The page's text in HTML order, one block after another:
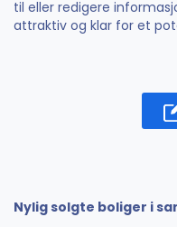
til eller redigere
attraktiv og klar for et
Nylig solgte boliger i